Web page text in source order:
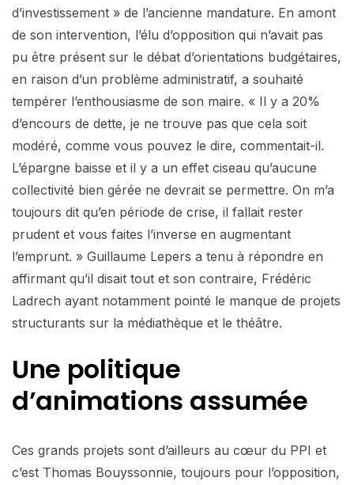
d’investissement » de l’ancienne mandature. En amont
de son intervention, l’élu d’opposition qui n’avait pas
pu être présent sur le débat d’orientations budgétaires,
en raison d’un problème administratif, a souhaité
tempérer l’enthousiasme de son maire. « Il y a 20%
d’encours de dette, je ne trouve pas que cela soit
modéré, comme vous pouvez le dire, commentait-il.
L’épargne baisse et il y a un effet ciseau qu’aucune
collectivité bien gérée ne devrait se permettre. On m’a
toujours dit qu’en période de crise, il fallait rester
prudent et vous faites l’inverse en augmentant
l’emprunt. » Guillaume Lepers a tenu à répondre en
affirmant qu’il disait tout et son contraire, Frédéric
Ladrech ayant notamment pointé le manque de projets
structurants sur la médiathèque et le théâtre.
Une politique
d’animations assumée
Ces grands projets sont d’ailleurs au cœur du PPI et
c’est Thomas Bouyssonnie, toujours pour l’opposition,